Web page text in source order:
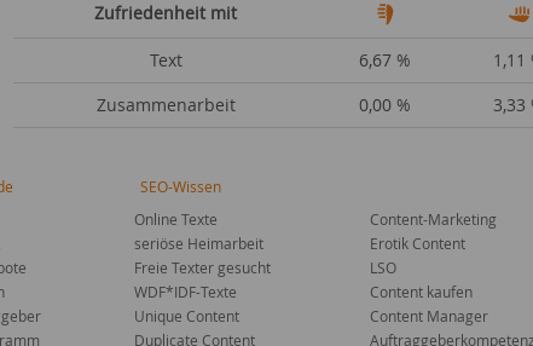
Zufriedenheit mit
Text 6,67 % 1,11
Zusammenarbeit
0,00 % 3,33
SEO-Wissen
Online Texte
seriöse Heimarbeit
Freie Texter gesucht
WDF*IDF-Texte
Unique Content
Duplicate Content
Content-Marketing
Erotik Content
LSO
Content kaufen
Content Manager
Auftraggeberkompetenz